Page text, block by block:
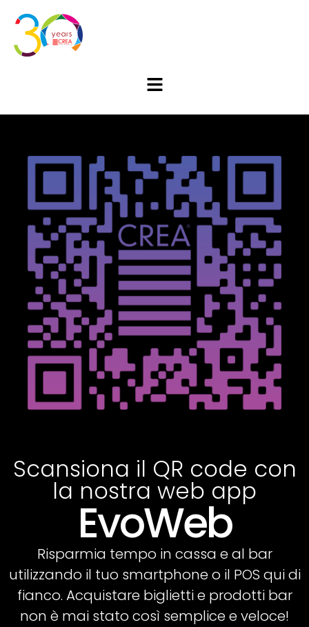
Scansiona il QR code con
la nostra web app
EvoWeb
Risparmia tempo in cassa e al bar
utilizzando il tuo smartphone o il POS qui di
fianco. Acquistare biglietti e prodotti bar
non è mai stato così semplice e veloce!